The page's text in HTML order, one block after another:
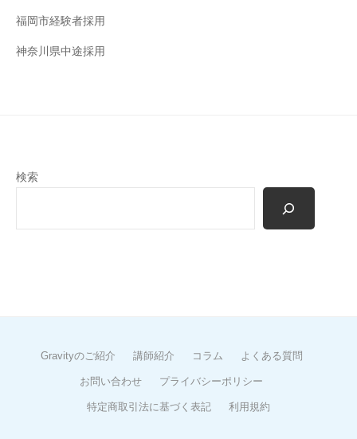
福岡市経験者採用
神奈川県中途採用
検索
Gravityのご紹介 講師紹介 コラム よくある質問
お問い合わせ プライバシーポリシー
特定商取引法に基づく表記 利用規約